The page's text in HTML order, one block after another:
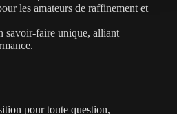
les amateurs de raffinement et
savoir-faire unique, alliant
pour toute question,